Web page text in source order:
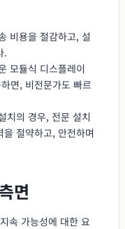
비용을 절감하고, 설
.
모듈식 디스플레이
면, 비전문가도 빠르
치의 경우, 전문 설치
절약하고, 안전하며
면
속 가능성에 대한 요